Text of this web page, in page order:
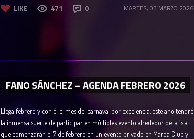
MARTES, 03 MARZO 2026
LIKE 471 0
FANO SÁNCHEZ – AGENDA FEBRERO 2026
Llega febrero y con él el mes del carnaval por excelencia, este año tendré
la inmensa suerte de participar en múltiples evento alrededor de la isla
que comenzarán el 7 de febrero en un evento privado en Maroa Club y